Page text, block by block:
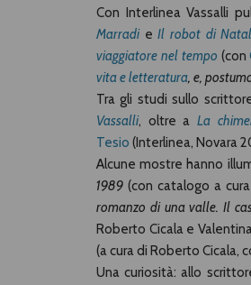
Con Interlinea Vassalli
MarradieIl robot di
viaggiatore nel tempo (con
vita e letteratura, e,
Tra gli studi sullo
Vassalli, oltre a La
Tesio (Interlinea, Novara
Alcune mostre hanno
1989 (con catalogo a
romanzo di una valle. Il
Roberto Cicala e
(a cura di Roberto Cicala,
Una curiosità: allo